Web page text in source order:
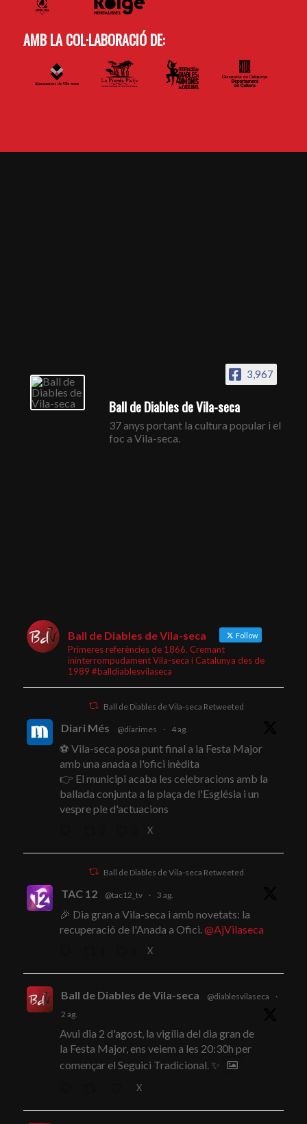
AMB LA COL·LABORACIÓ DE:
3,967
Ball de Diables de Vila-seca
37 anys portant la cultura popular i el
foc a Vila-seca.
Ball de Diables de Vila-seca Follow
Primeres referències de 1866. Cremant
ininterrompudament Vila-seca i Catalunya des de
1989 #balldiablesvilaseca
Ball de Diables de Vila-seca Retweeted
Diari Més @diarimes · 4 ag.
⚽ Vila-seca posa punt final a la Festa Major
amb una anada a l'ofici inèdita
👉 El municipi acaba les celebracions amb la
ballada conjunta a la plaça de l'Església i un
vespre ple d'actuacions
X
Ball de Diables de Vila-seca Retweeted
TAC 12 @tac12_tv · 3 ag.
🎉 Dia gran a Vila-seca i amb novetats: la
recuperació de l'Anada a Ofici. @AjVilaseca
X
Ball de Diables de Vila-seca @diablesvilaseca
·
2 ag.
Avui dia 2 d'agost, la vigília del dia gran de
la Festa Major, ens veiem a les 20:30h per
començar el Seguici Tradicional. ✨
X